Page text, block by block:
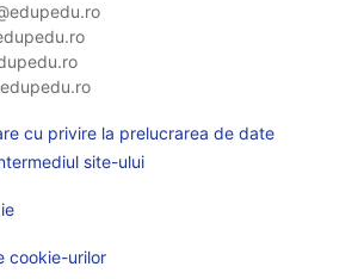
cu privire la prelucrarea de date
site-ului
cookie-urilor